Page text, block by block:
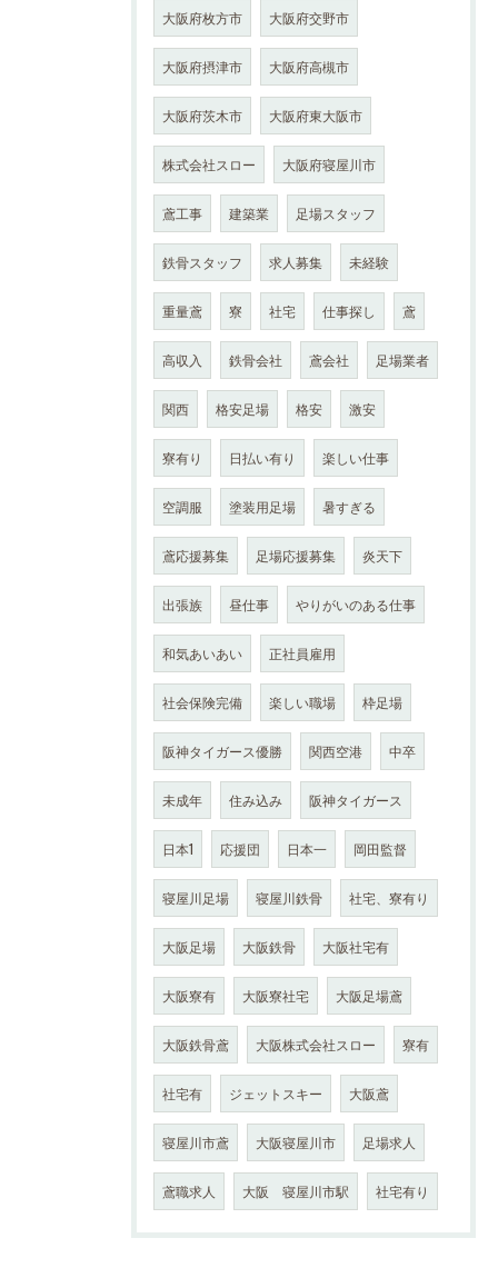
大阪府枚方市 大阪府交野市
大阪府摂津市 大阪府高槻市
大阪府茨木市 大阪府東大阪市
株式会社スロー 大阪府寝屋川市
鳶工事 建築業 足場スタッフ
鉄骨スタッフ 求人募集 未経験
重量鳶 寮 社宅 仕事探し 鳶
高収入 鉄骨会社 鳶会社 足場業者
関西 格安足場 格安 激安
寮有り 日払い有り 楽しい仕事
空調服 塗装用足場 暑すぎる
鳶応援募集 足場応援募集 炎天下
出張族 昼仕事 やりがいのある仕事
和気あいあい 正社員雇用
社会保険完備 楽しい職場 枠足場
阪神タイガース優勝 関西空港 中卒
未成年 住み込み 阪神タイガース
日本1 応援団 日本一 岡田監督
寝屋川足場 寝屋川鉄骨 社宅、寮有り
大阪足場 大阪鉄骨 大阪社宅有
大阪寮有 大阪寮社宅 大阪足場鳶
大阪鉄骨鳶 大阪株式会社スロー 寮有
社宅有 ジェットスキー 大阪鳶
寝屋川市鳶 大阪寝屋川市 足場求人
鳶職求人 大阪 寝屋川市駅 社宅有り